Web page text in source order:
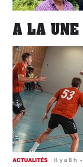
A LA UNE
ACTUALITÉS Il y a 8 h •